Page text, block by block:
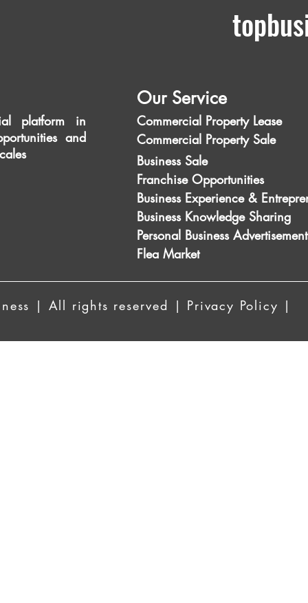
platform in
and
Our Service
Commercial Property Lease
Commercial Property Sale
Business Sale
Franchise Opportunities
Business Experience &
Business Knowledge Sharing
Personal Business
Flea Market
| All rights reserved | Privacy Policy |